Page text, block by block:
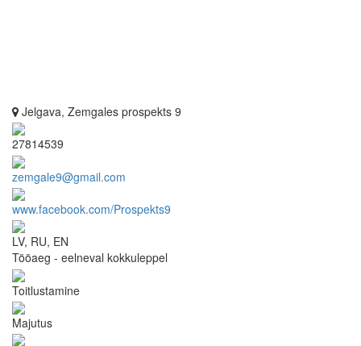
Jelgava, Zemgales prospekts 9
27814539
zemgale9@gmail.com
www.facebook.com/Prospekts9
LV, RU, EN
Tööaeg - eelneval kokkuleppel
Toitlustamine
Majutus